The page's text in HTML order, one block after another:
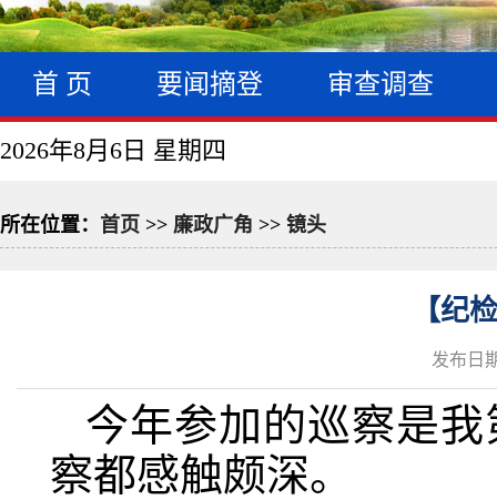
首 页 要闻摘登 审查调查
2026年8月6日 星期四
所在位置： 首页 >> 廉政广角 >> 镜头
【纪
发布日
今年参加的巡察是
察都感触颇深。